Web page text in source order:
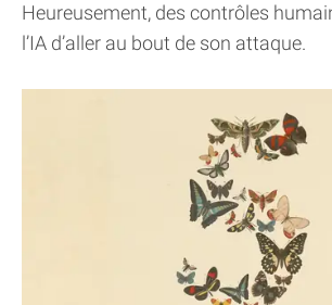
Heureusement, des contrôles
l’IA d’aller au bout de son attaque.